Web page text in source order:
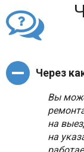
Через
Вы
на
на